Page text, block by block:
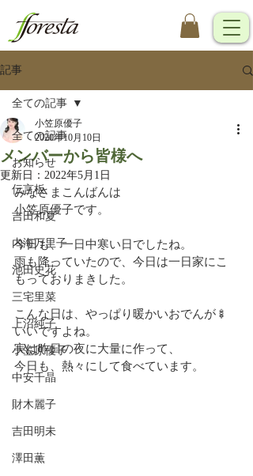
記事
全ての記事
お知らせ
伝言板
吉田和夏
内海万里子
池田史花
三宅里菜
上沼純子
小笠原優子
中安千晶
財木麗子
吉田明未
澤田薫
全ての記事
メンバーから皆様へ
小笠原優子
2020年10月10日
更新日： 2022年5月1日
みなさまこんばんは
小笠原優子です。
今日も、一日中寒い日でしたね。
雨も降っていたので、今日は一日家にこ
もっておりまきした。
こんな日は、やっぱり暖かいおでんが🍢
いいですよね。
実は昨日の夜に大量に作って、
今日も、熱々にして食べています。